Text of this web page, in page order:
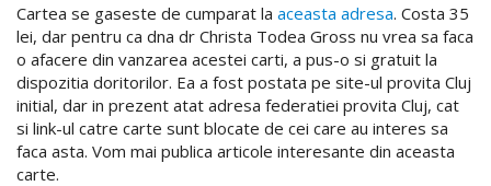
Cartea se gaseste de cumparat la aceasta adresa. Costa 35
lei, dar pentru ca dna dr Christa Todea Gross nu vrea sa faca
o afacere din vanzarea acestei carti, a pus-o si gratuit la
dispozitia doritorilor. Ea a fost postata pe site-ul provita Cluj
initial, dar in prezent atat adresa federatiei provita Cluj, cat
si link-ul catre carte sunt blocate de cei care au interes sa
faca asta. Vom mai publica articole interesante din aceasta
carte.